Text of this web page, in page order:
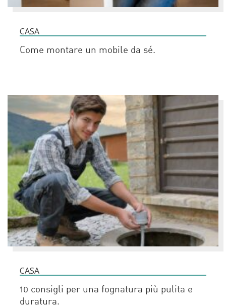
CASA
Come montare un mobile da sé.
CASA
10 consigli per una fognatura più pulita e
duratura.